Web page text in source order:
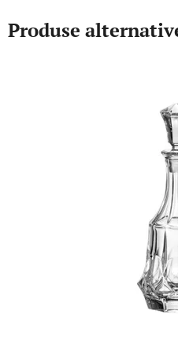
Produse